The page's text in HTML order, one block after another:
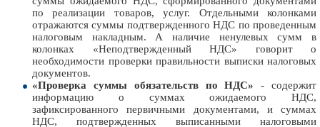
по реализации товаров, услуг. Отдельными колонками
отражаются суммы подтвержденного НДС по проведенным
налоговым накладным. А наличие ненулевых сумм в
колонках «Неподтвержденный НДС» говорит о
необходимости проверки правильности выписки налоговых
документов.
«Проверка суммы обязательств по НДС» - содержит
информацию о суммах ожидаемого НДС,
зафиксированного первичными документами, и суммах
НДС, подтвержденных выписанными налоговыми